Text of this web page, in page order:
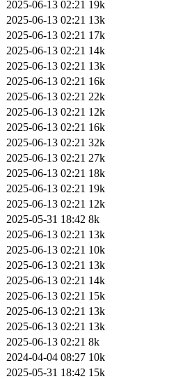
2025-06-13 02:21 19k
2025-06-13 02:21 13k
2025-06-13 02:21 17k
2025-06-13 02:21 14k
2025-06-13 02:21 13k
2025-06-13 02:21 16k
2025-06-13 02:21 22k
2025-06-13 02:21 12k
2025-06-13 02:21 16k
2025-06-13 02:21 32k
2025-06-13 02:21 27k
2025-06-13 02:21 18k
2025-06-13 02:21 19k
2025-06-13 02:21 12k
2025-05-31 18:42 8k
2025-06-13 02:21 13k
2025-06-13 02:21 10k
2025-06-13 02:21 13k
2025-06-13 02:21 14k
2025-06-13 02:21 15k
2025-06-13 02:21 13k
2025-06-13 02:21 13k
2025-06-13 02:21 8k
2024-04-04 08:27 10k
2025-05-31 18:42 15k